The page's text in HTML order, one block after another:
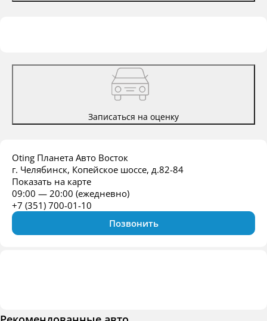
Записаться на оценку
Oting Планета Авто Восток
г. Челябинск, Копейское шоссе, д.82-84
Показать на карте
09:00 — 20:00 (ежедневно)
+7 (351) 700-01-10
Позвонить